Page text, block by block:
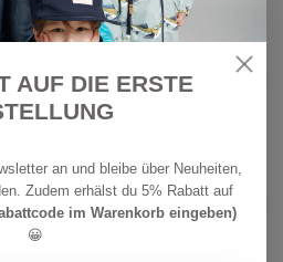
CHF
CHF
Badeshorts
CHF
39,90
CHF
AUF DIE ERSTE
an und bleibe über Neuheiten,
Zudem erhälst du 5% Rabatt auf
im Warenkorb eingeben)
😀